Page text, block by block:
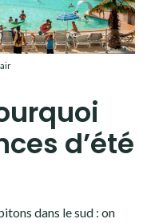
d’été
dans le sud : on